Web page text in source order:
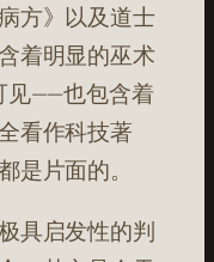
方》以及道士
着明显的巫术
见——也包含着
看作科技著
是片面的。
具启发性的判